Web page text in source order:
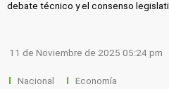
debate técnico y el consenso
11 de Noviembre de 2025 05:24 pm
Nacional Economía